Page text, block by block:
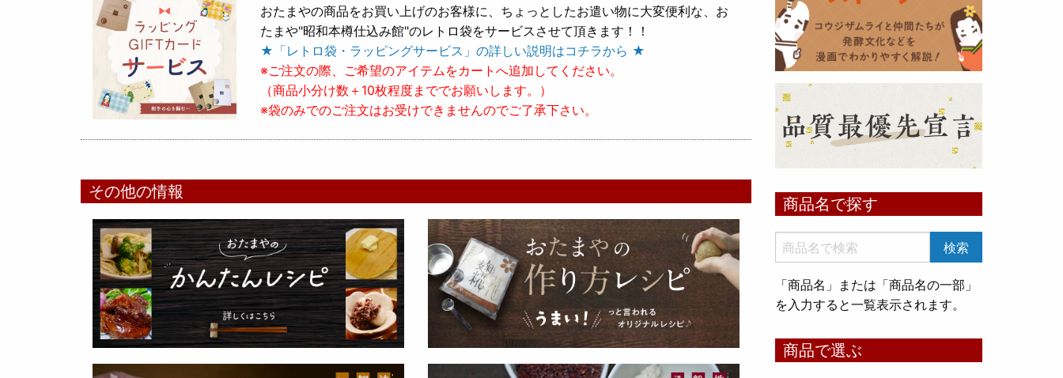
おたまやの商品をお買い上げのお客様に、ちょっとしたお遣い物に大変便利な、お
たまや"昭和本樽仕込み館"のレトロ袋をサービスさせて頂きます！！
★「レトロ袋・ラッピングサービス」の詳しい説明はコチラから ★
※ご注文の際、ご希望のアイテムをカートへ追加してください。
（商品小分け数＋10枚程度まででお願いします。）
※袋のみでのご注文はお受けできませんのでご了承下さい。
その他の情報
甘酒 生スティック新発売！
（2025年11月11日）
いめ甘酒 30g』と『オートミー
プをリリース致しました。何処へ
でも持ち運びが出来て、非常に便
利です！
た！（2025年08月12日）
商品名で探す
「商品名」または「商品名の一部」
を入力すると一覧表示されます。
商品で選ぶ